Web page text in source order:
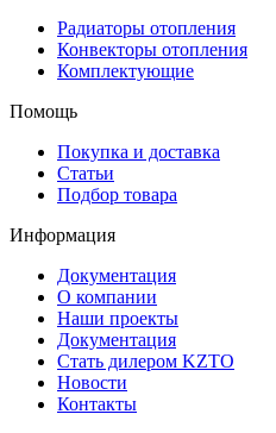
Радиаторы отопления
Конвекторы отопления
Комплектующие
Помощь
Покупка и доставка
Статьи
Подбор товара
Информация
Документация
О компании
Наши проекты
Документация
Стать дилером KZTO
Новости
Контакты